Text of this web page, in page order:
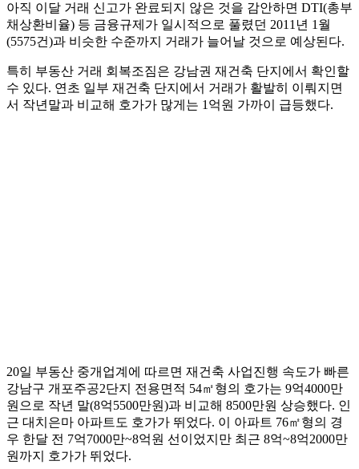
아직 이달 거래 신고가 완료되지 않은 것을 감안하면 DTI(총부
채상환비율) 등 금융규제가 일시적으로 풀렸던 2011년 1월
(5575건)과 비슷한 수준까지 거래가 늘어날 것으로 예상된다.
특히 부동산 거래 회복조짐은 강남권 재건축 단지에서 확인할
수 있다. 연초 일부 재건축 단지에서 거래가 활발히 이뤄지면
서 작년말과 비교해 호가가 많게는 1억원 가까이 급등했다.
20일 부동산 중개업계에 따르면 재건축 사업진행 속도가 빠른
강남구 개포주공2단지 전용면적 54㎡형의 호가는 9억4000만
원으로 작년 말(8억5500만원)과 비교해 8500만원 상승했다. 인
근 대치은마 아파트도 호가가 뛰었다. 이 아파트 76㎡형의 경
우 한달 전 7억7000만~8억원 선이었지만 최근 8억~8억2000만
원까지 호가가 뛰었다.